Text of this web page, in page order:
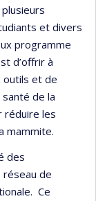
et divers
programme
d’offrir à
outils et de
de la
réduire les
mammite.
des
de
Ce